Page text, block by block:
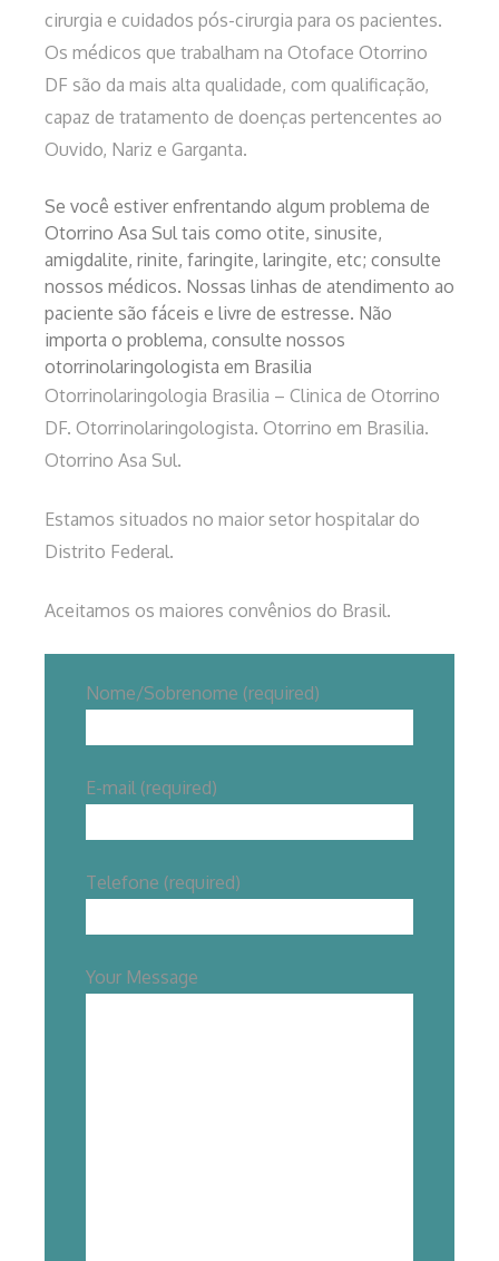
cirurgia e cuidados pós-cirurgia para os pacientes.
Os médicos que trabalham na Otoface Otorrino
DF são da mais alta qualidade, com qualificação,
capaz de tratamento de doenças pertencentes ao
Ouvido, Nariz e Garganta.
Se você estiver enfrentando algum problema de
Otorrino Asa Sul tais como otite, sinusite,
amigdalite, rinite, faringite, laringite, etc; consulte
nossos médicos. Nossas linhas de atendimento ao
paciente são fáceis e livre de estresse. Não
importa o problema, consulte nossos
otorrinolaringologista em Brasilia
Otorrinolaringologia Brasilia – Clinica de Otorrino
DF. Otorrinolaringologista. Otorrino em Brasilia.
Otorrino Asa Sul.
Estamos situados no maior setor hospitalar do
Distrito Federal.
Aceitamos os maiores convênios do Brasil.
Nome/Sobrenome (required)
E-mail (required)
Telefone (required)
Your Message